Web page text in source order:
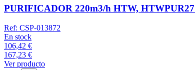
PURIFICADOR 220m3/h HTW,
Ref: CSP-013872
En stock
106,42 €
167,23 €
Ver producto